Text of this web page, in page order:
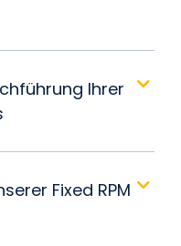
Ihrer
Fixed RPM